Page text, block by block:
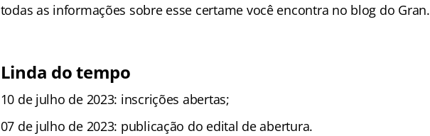
todas as informações sobre esse certame você encontra no blog do Gran.
Linda do tempo
10 de julho de 2023: inscrições abertas;
07 de julho de 2023: publicação do edital de abertura.